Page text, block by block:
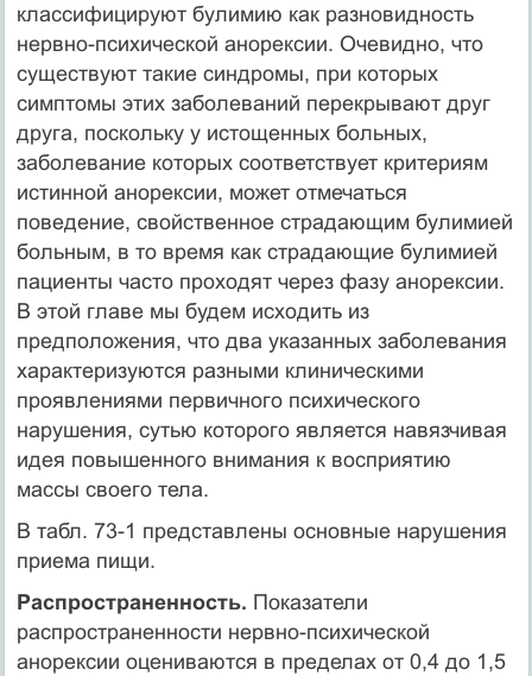
классифицируют булимию как разновид­ность
нервно-психической анорексии. Очевидно, что
существуют такие синдромы, при которых
симптомы этих заболеваний перекрывают друг
друга, поскольку у истощенных больных,
заболевание которых соответствует критериям
истинной анорексии, может отмечаться
поведение, свойственное страдающим булимией
больным, в то время как страдающие булимией
пациенты часто проходят через фазу анорексии.
В этой главе мы будем исходить из
предположения, что два указанных заболевания
характеризуются разными клиническими
проявлениями первичного психического
нарушения, сутью которого является навязчивая
идея повышенного внимания к восприятию
массы своего тела.
В табл. 73-1 представлены основные нарушения
приема пищи.
Распространенность. Показатели
распространенности нервно-психической
анорексии оцениваются в пределах от 0,4 до 1,5